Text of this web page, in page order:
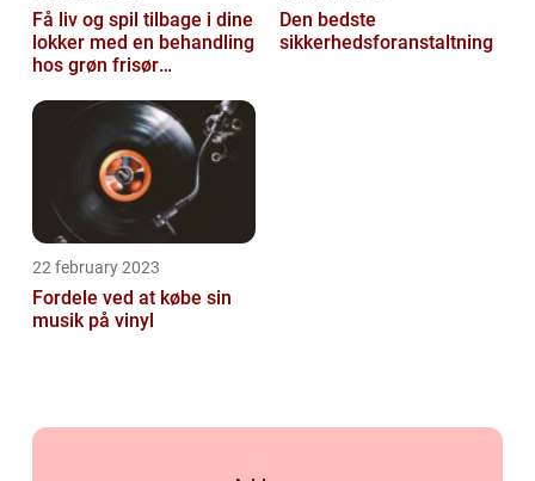
Få liv og spil tilbage i dine
lokker med en behandling
hos grøn frisør
Den bedste
sikkerhedsforanstaltning
22 february 2023
Fordele ved at købe sin
musik på vinyl